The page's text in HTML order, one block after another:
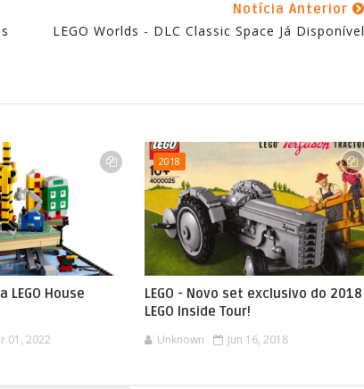
Notícia Anterior
LEGO Worlds - DLC Classic Space Já Disponível
LEGO House
01, 2022
2018
LEGO - Novo set exclusivo do 2018
LEGO Inside Tour!
Unknown Jun 16, 2018